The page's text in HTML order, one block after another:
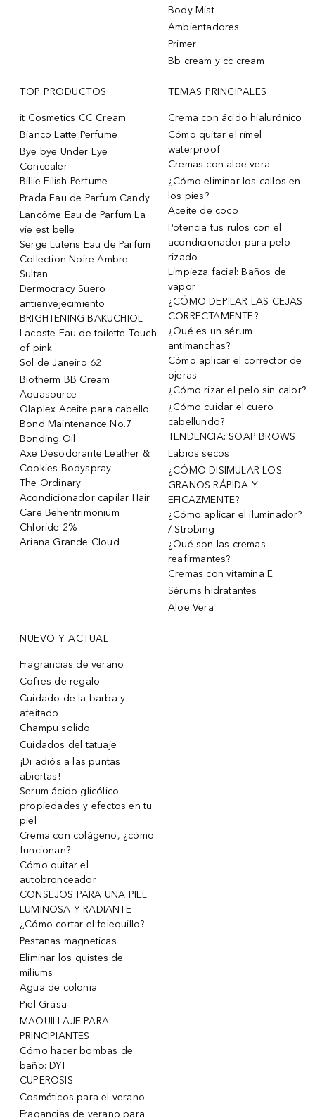
Body Mist
Ambientadores
Primer
Bb cream y cc cream
TOP PRODUCTOS
it Cosmetics CC Cream
Bianco Latte Perfume
Bye bye Under Eye
Concealer
Billie Eilish Perfume
Prada Eau de Parfum Candy
Lancôme Eau de Parfum La
vie est belle
Serge Lutens Eau de Parfum
Collection Noire Ambre
Sultan
Dermocracy Suero
antienvejecimiento
BRIGHTENING BAKUCHIOL
Lacoste Eau de toilette Touch
of pink
Sol de Janeiro 62
Biotherm BB Cream
Aquasource
Olaplex Aceite para cabello
Bond Maintenance No.7
Bonding Oil
Axe Desodorante Leather &
Cookies Bodyspray
The Ordinary
Acondicionador capilar Hair
Care Behentrimonium
Chloride 2%
Ariana Grande Cloud
TEMAS PRINCIPALES
Crema con ácido hialurónico
Cómo quitar el rímel
waterproof
Cremas con aloe vera
¿Cómo eliminar los callos en
los pies?
Aceite de coco
Potencia tus rulos con el
acondicionador para pelo
rizado
Limpieza facial: Baños de
vapor
¿CÓMO DEPILAR LAS CEJAS
CORRECTAMENTE?
¿Qué es un sérum
antimanchas?
Cómo aplicar el corrector de
ojeras
¿Cómo rizar el pelo sin calor?
¿Cómo cuidar el cuero
cabellundo?
TENDENCIA: SOAP BROWS
Labios secos
¿CÓMO DISIMULAR LOS
GRANOS RÁPIDA Y
EFICAZMENTE?
¿Cómo aplicar el iluminador?
/ Strobing
¿Qué son las cremas
reafirmantes?
Cremas con vitamina E
Sérums hidratantes
Aloe Vera
NUEVO Y ACTUAL
Fragrancias de verano
Cofres de regalo
Cuidado de la barba y
afeitado
Champu solido
Cuidados del tatuaje
¡Di adiós a las puntas
abiertas!
Serum ácido glicólico:
propiedades y efectos en tu
piel
Crema con colágeno, ¿cómo
funcionan?
Cómo quitar el
autobronceador
CONSEJOS PARA UNA PIEL
LUMINOSA Y RADIANTE
¿Cómo cortar el felequillo?
Pestanas magneticas
Eliminar los quistes de
miliums
Agua de colonia
Piel Grasa
MAQUILLAJE PARA
PRINCIPIANTES
Cómo hacer bombas de
baño: DYI
CUPEROSIS
Cosméticos para el verano
Fragancias de verano para